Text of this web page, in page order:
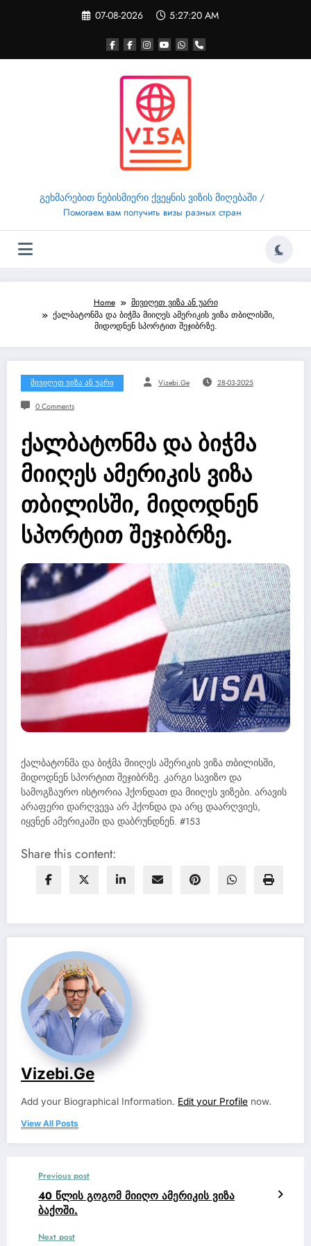
07-08-2026 5:27:20 AM
გეხმარებით ნებისმიერი ქვეყნის ვიზის მიღებაში /
Помогаем вам получить визы разных стран
Home
მივიღეთ ვიზა ან უარი
ქალბატონმა და ბიჭმა მიიღეს ამერიკის ვიზა თბილისში,
მიდოდნენ სპორტით შეჯიბრზე.
Მივიღეთ Ვიზა Ან Უარი Vizebi.ge 28-03-2025
0 Comments
ქალბატონმა და ბიჭმა
მიიღეს ამერიკის ვიზა
თბილისში, მიდოდნენ
სპორტით შეჯიბრზე.
ქალბატონმა და ბიჭმა მიიღეს ამერიკის ვიზა თბილისში,
მიდოდნენ სპორტით შეჯიბრზე. კარგი სავიზო და
სამოგზაურო ისტორია ჰქონდათ და მიიღეს ვიზები. არავის
არაფერი დარღვევა არ ჰქონდა და არც დაარღვიეს,
იყვნენ ამერიკაში და დაბრუნდნენ. #153
Share this content:
Vizebi.ge
Add your Biographical Information. Edit your Profile now.
View All Posts
Previous post
40 წლის გოგომ მიიღო ამერიკის ვიზა
ბაქოში.
Next post